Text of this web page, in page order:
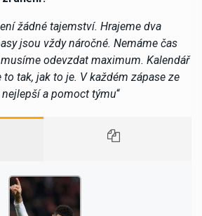
žádné tajemství. Hrajeme dva
jsou vždy náročné. Nemáme čas
odevzdat maximum. Kalendář
tak, jak to je. V každém zápase ze
a pomoct týmu“